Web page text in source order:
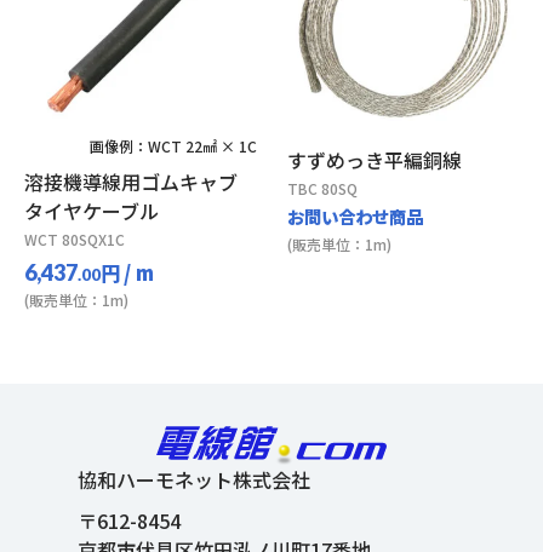
画像例：WCT 22㎟ × 1C
溶接機導線用ゴムキャブ
タイヤケーブル
WCT 80SQX1C
6,437.00円/ m
(販売単位：1m)
すずめっき平編銅線
TBC 80SQ
お問い合わせ商品
(販売単位：1m)
協和ハーモネット株式会社
〒612-8454